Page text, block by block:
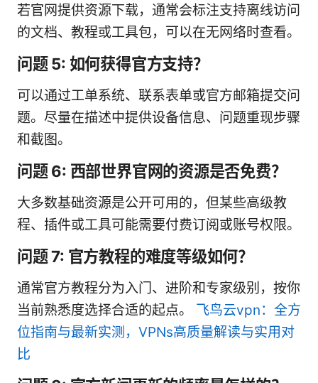
若官网提供资源下载，通常会标注支持离线访问
的文档、教程或工具包，可以在无网络时查看。
问题 5: 如何获得官方支持？
可以通过工单系统、联系表单或官方邮箱提交问
题。尽量在描述中提供设备信息、问题重现步骤
和截图。
问题 6: 西部世界官网的资源是否免费？
大多数基础资源是公开可用的，但某些高级教
程、插件或工具可能需要付费订阅或账号权限。
问题 7: 官方教程的难度等级如何？
通常官方教程分为入门、进阶和专家级别，按你
当前熟悉度选择合适的起点。 飞鸟云vpn：全方
位指南与最新实测，VPNs高质量解读与实用对
比